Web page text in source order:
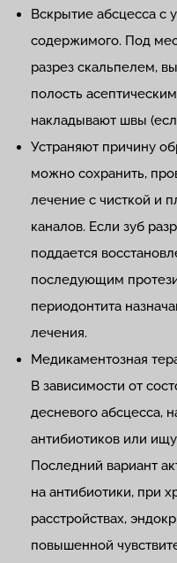
Вскрытие абсцесса с
содержимого. Под
разрез скальпелем,
полость
накладывают швы
Устраняют причину
можно сохранить,
лечение с чисткой и
каналов. Если зуб
поддается
последующим
периодонтита
лечения.
Медикаментозная
В зависимости от
десневого абсцесса,
антибиотиков или
Последний вариант
на антибиотики, при
расстройствах,
повышенной